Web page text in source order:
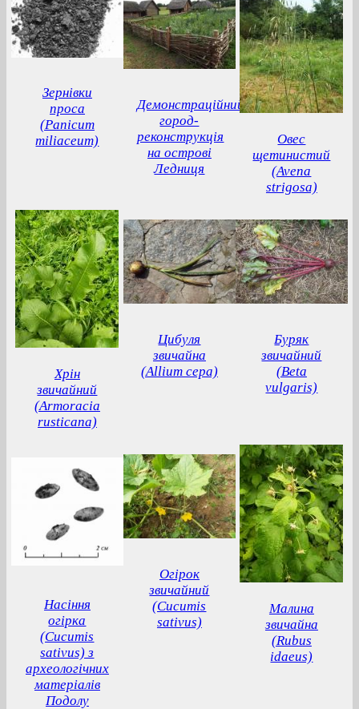
Зернівки
проса
(Panicum
miliaceum)
Демонстраційний
город-
реконструкція
на острові
Ледниця
Овес
щетинистий
(Avena
strigosa)
Хрін
звичайний
(Armoracia
rusticana)
Цибуля
звичайна
(Allium cepa)
Буряк
звичайний
(Beta
vulgaris)
Насіння
огірка
(Cucumis
sativus) з
археологічних
матеріалів
Подолу
Огірок
звичайний
(Cucumis
sativus)
Малина
звичайна
(Rubus
idaeus)